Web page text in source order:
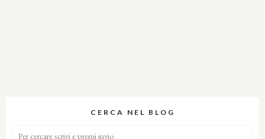
CERCA NEL BLOG